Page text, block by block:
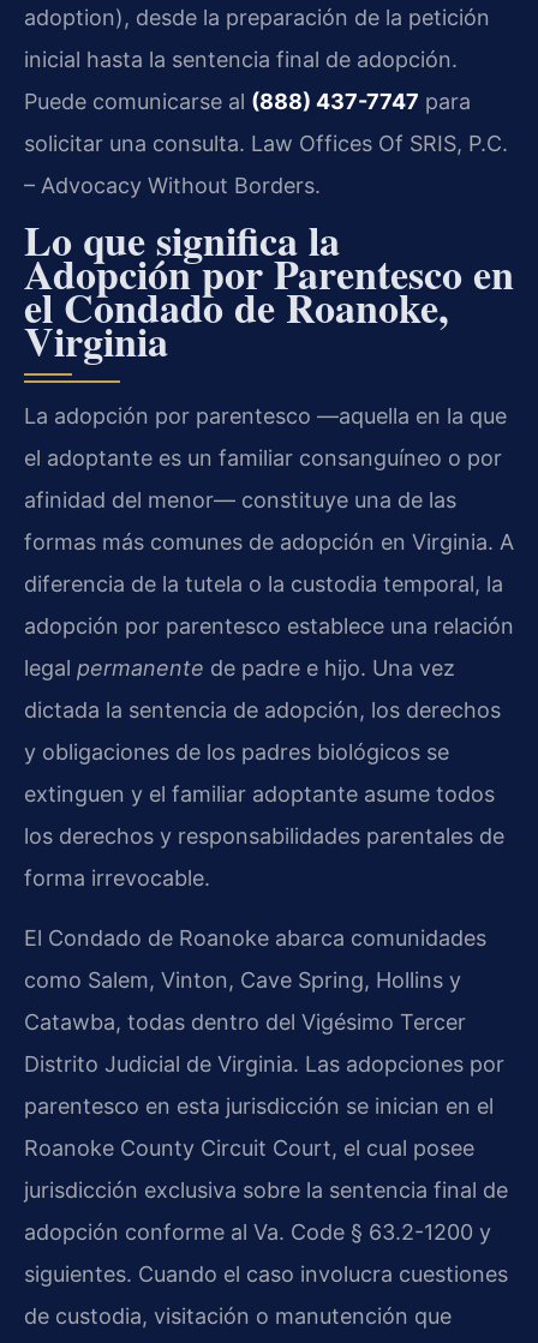
adoption), desde la preparación de la petición
inicial hasta la sentencia final de adopción.
Puede comunicarse al (888) 437-7747 para
solicitar una consulta. Law Offices Of SRIS, P.C.
– Advocacy Without Borders.
Lo que significa la
Adopción por Parentesco en
el Condado de Roanoke,
Virginia
La adopción por parentesco —aquella en la que
el adoptante es un familiar consanguíneo o por
afinidad del menor— constituye una de las
formas más comunes de adopción en Virginia. A
diferencia de la tutela o la custodia temporal, la
adopción por parentesco establece una relación
legal permanente de padre e hijo. Una vez
dictada la sentencia de adopción, los derechos
y obligaciones de los padres biológicos se
extinguen y el familiar adoptante asume todos
los derechos y responsabilidades parentales de
forma irrevocable.
El Condado de Roanoke abarca comunidades
como Salem, Vinton, Cave Spring, Hollins y
Catawba, todas dentro del Vigésimo Tercer
Distrito Judicial de Virginia. Las adopciones por
parentesco en esta jurisdicción se inician en el
Roanoke County Circuit Court, el cual posee
jurisdicción exclusiva sobre la sentencia final de
adopción conforme al Va. Code § 63.2-1200 y
siguientes. Cuando el caso involucra cuestiones
de custodia, visitación o manutención que